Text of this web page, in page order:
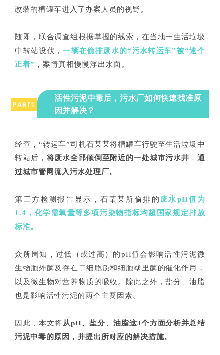
改装的槽罐车进入了办案人员的视野。
随即，联合调查组根据掌握的线索， 在当地一生活垃圾
中转站设伏，一辆在偷排废水的“污水转运车”被“逮个
正着” ，案情真相慢慢浮出水面。
PART1
活性污泥中毒后，污水厂如何快速找准原
因并解决？
经查，“转运车”司机石某某将槽罐车行驶至生活垃圾中
转站后，将废水全部倾倒至附近的一处城市污水井，通
过城市管网流入污水处理厂。
第三方检测报告显示，石某某所偷排的 废水pH值为
1.4，化学需氧量等多项污染物指标均超国家规定排放
标准。
众所周知，过低（或过高）的pH值会影响活性污泥微
生物胞外酶及存在于细胞质和细胞壁里酶的催化作用，
以及微生物对营养物质的吸收。除此之外，盐分、油脂
也是影响活性污泥的两个主要因素。
因此，本文将从pH、盐分、油脂这3个方面分析并总结
污泥中毒的原因，并提出所对应的解决措施。